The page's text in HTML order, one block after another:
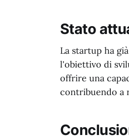
Stato
La startup ha
l'obiettivo di
offrire una
contribuendo a